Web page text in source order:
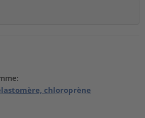
chloroprène